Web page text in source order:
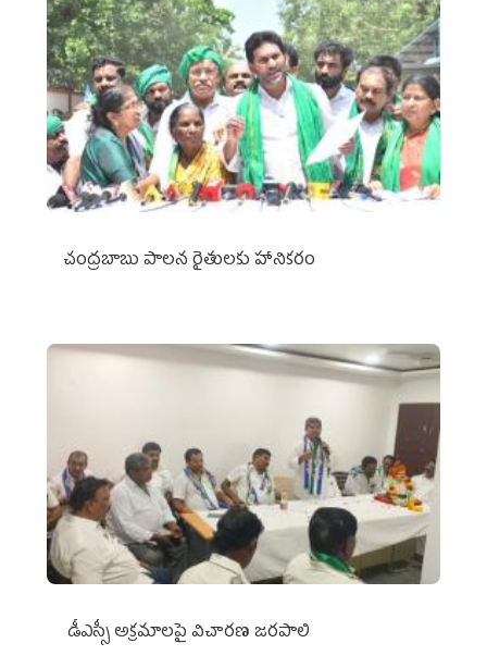
చంద్రబాబు పాలన రైతులకు హానికరం
డీఎస్సీ అక్రమాలపై విచారణ జరపాలి